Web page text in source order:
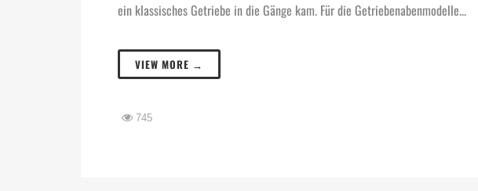
ein klassisches Getriebe in die Gänge kam. Für die Getriebenabenmodelle...
VIEW MORE →
745